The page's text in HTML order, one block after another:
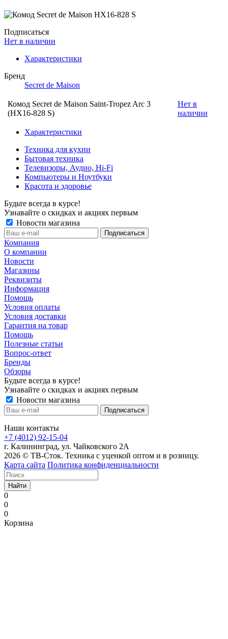
Подписаться
Нет в наличии
Характеристики
Бренд
Secret de Maison
Комод Secret de Maison Saint-Tropez Arc 3
(HX16-828 S)
Нет в
наличии
Характеристики
Техника для кухни
Бытовая техника
Телевизоры, Аудио, Hi-Fi
Компьютеры и Ноутбуки
Красота и здоровье
Будьте всегда в курсе!
Узнавайте о скидках и акциях первым
Новости магазина
Компания
О компании
Новости
Магазины
Реквизиты
Информация
Помощь
Условия оплаты
Условия доставки
Гарантия на товар
Помощь
Полезные статьи
Вопрос-ответ
Бренды
Обзоры
Будьте всегда в курсе!
Узнавайте о скидках и акциях первым
Новости магазина
Наши контакты
+7 (4012) 92-15-04
г. Калининград, ул. Чайковского 2А
2026 © ТВ-Сток. Техника с уценкой оптом и в розницу.
Карта сайта Политика конфиденциальности
Найти
0
0
0
Корзина